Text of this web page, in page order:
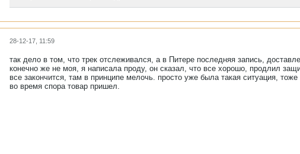
28-12-17, 11:59
так дело в том, что трек отслеживался, а в Питере последняя запись,
конечно же не моя, я написала проду, он сказал, что все хорошо, продлил
все закончится, там в принципе мелочь. просто уже была такая ситуация,
во время спора товар пришел.